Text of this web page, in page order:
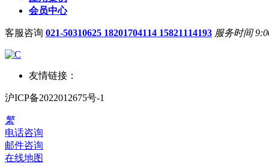
会员中心
客服咨询 021-50310625 18201704114 15821114193 服务时间
友情链接：
沪ICP备2022012675号-1
繁
电话咨询
邮件咨询
在线地图